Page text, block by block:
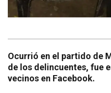
Ocurrió en el partido de
de los delincuentes, fue
vecinos en Facebook.